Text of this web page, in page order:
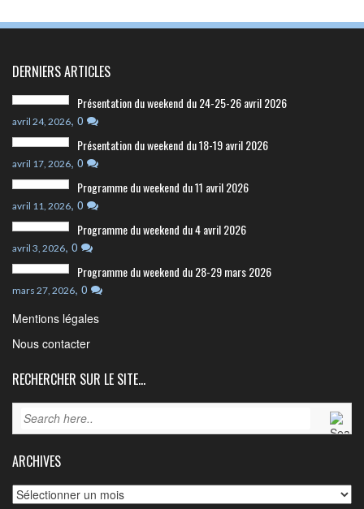
DERNIERS ARTICLES
Présentation du weekend du 24-25-26 avril 2026
avril 24, 2026, 0
Présentation du weekend du 18-19 avril 2026
avril 17, 2026, 0
Programme du weekend du 11 avril 2026
avril 11, 2026, 0
Programme du weekend du 4 avril 2026
avril 3, 2026, 0
Programme du weekend du 28-29 mars 2026
mars 27, 2026, 0
Mentions légales
Nous contacter
RECHERCHER SUR LE SITE…
ARCHIVES
Archives